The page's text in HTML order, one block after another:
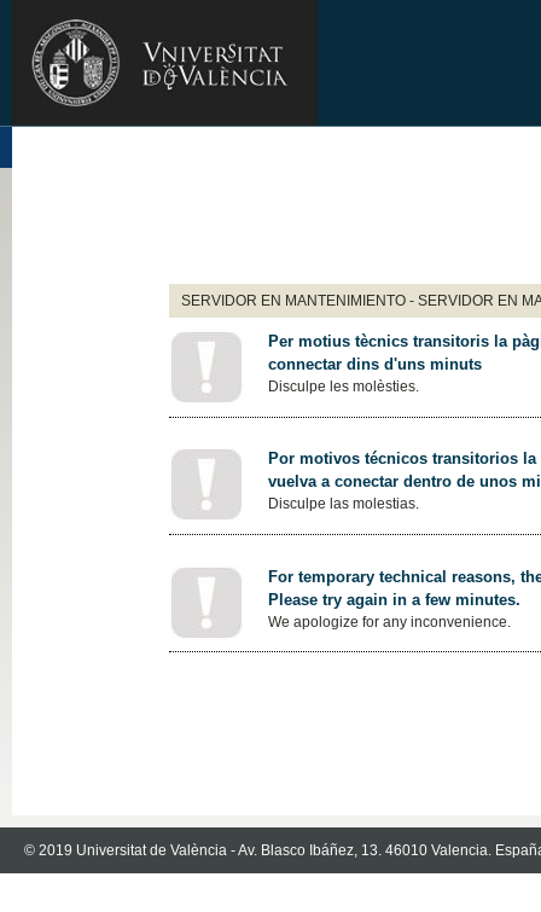
SERVIDOR EN MANTENIMIENTO - SERVIDOR EN
Per motius tècnics transitoris la
connectar dins d'uns minuts
Disculpe les molèsties.
Por motivos técnicos transitorios
vuelva a conectar dentro de unos
Disculpe las molestias.
For temporary technical reasons,
Please try again in a few minutes.
We apologize for any inconvenience.
© 2019 Universitat de València - Av. Blasco Ibáñez, 13. 46010 Valencia.